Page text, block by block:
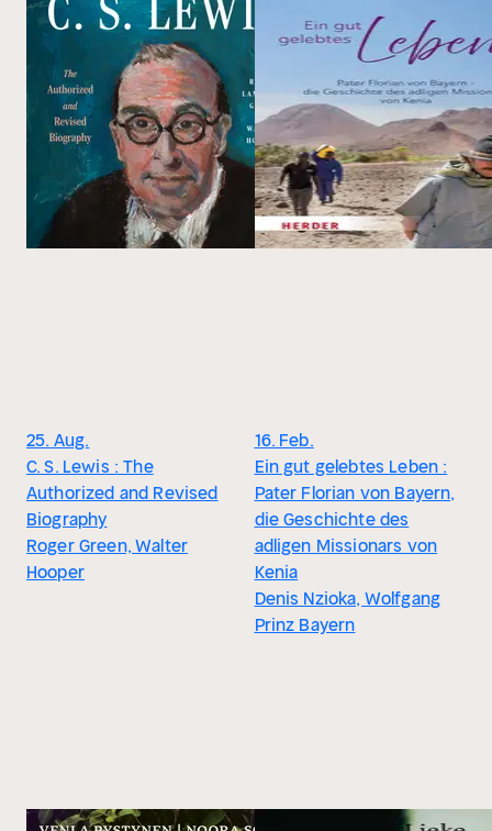
25. Aug.
C. S. Lewis : The
Authorized and Revised
Biography
Roger Green, Walter
Hooper
16. Feb.
Ein gut gelebtes Leben :
Pater Florian von Bayern,
die Geschichte des
adligen Missionars von
Kenia
Denis Nzioka, Wolfgang
Prinz Bayern